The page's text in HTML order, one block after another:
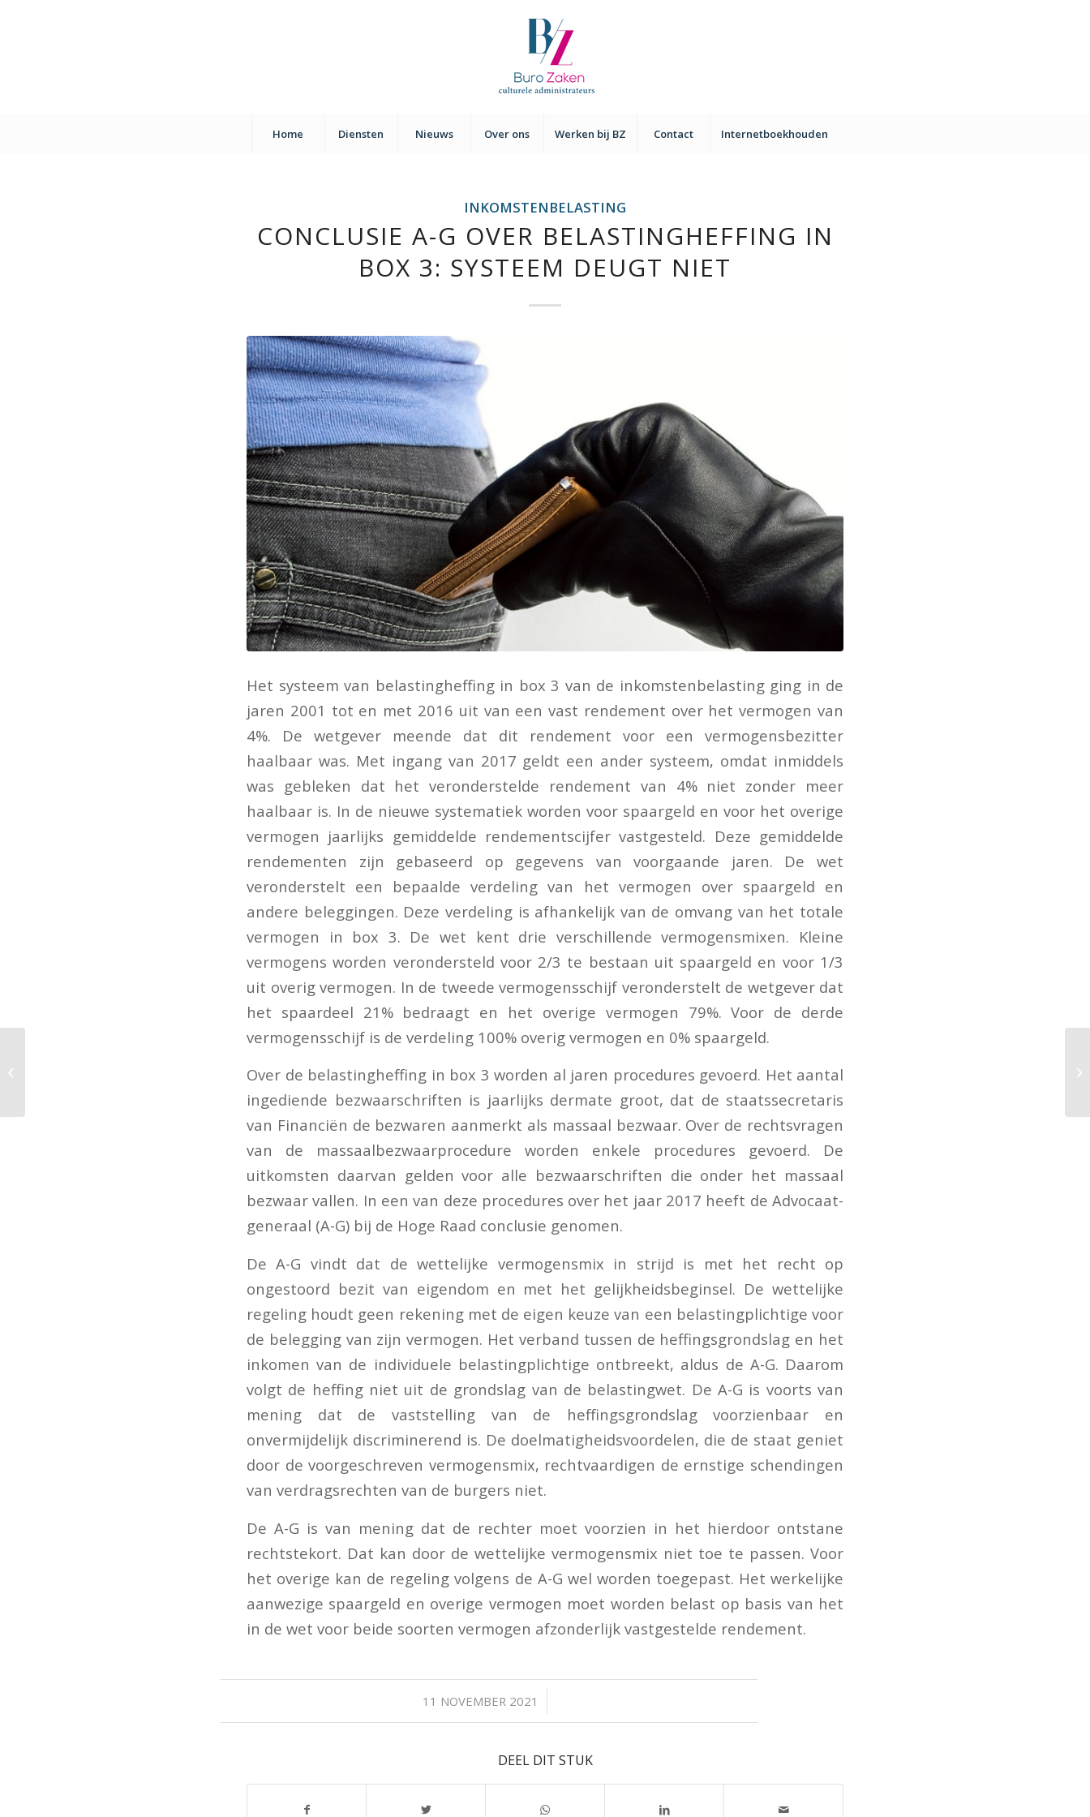
Home Diensten Nieuws Over ons Werken bij BZ Contact Internetboekhouden
INKOMSTENBELASTING
CONCLUSIE A-G OVER BELASTINGHEFFING IN
BOX 3: SYSTEEM DEUGT NIET
Het systeem van belastingheffing in box 3 van de inkomstenbelasting ging in de
jaren 2001 tot en met 2016 uit van een vast rendement over het vermogen van
4%. De wetgever meende dat dit rendement voor een vermogensbezitter
haalbaar was. Met ingang van 2017 geldt een ander systeem, omdat inmiddels
was gebleken dat het veronderstelde rendement van 4% niet zonder meer
haalbaar is. In de nieuwe systematiek worden voor spaargeld en voor het overige
vermogen jaarlijks gemiddelde rendementscijfer vastgesteld. Deze gemiddelde
rendementen zijn gebaseerd op gegevens van voorgaande jaren. De wet
veronderstelt een bepaalde verdeling van het vermogen over spaargeld en
andere beleggingen. Deze verdeling is afhankelijk van de omvang van het totale
vermogen in box 3. De wet kent drie verschillende vermogensmixen. Kleine
vermogens worden verondersteld voor 2/3 te bestaan uit spaargeld en voor 1/3
uit overig vermogen. In de tweede vermogensschijf veronderstelt de wetgever dat
het spaardeel 21% bedraagt en het overige vermogen 79%. Voor de derde
vermogensschijf is de verdeling 100% overig vermogen en 0% spaargeld.
Over de belastingheffing in box 3 worden al jaren procedures gevoerd. Het aantal
ingediende bezwaarschriften is jaarlijks dermate groot, dat de staatssecretaris
van Financiën de bezwaren aanmerkt als massaal bezwaar. Over de rechtsvragen
van de massaalbezwaarprocedure worden enkele procedures gevoerd. De
uitkomsten daarvan gelden voor alle bezwaarschriften die onder het massaal
bezwaar vallen. In een van deze procedures over het jaar 2017 heeft de Advocaat-
generaal (A-G) bij de Hoge Raad conclusie genomen.
De A-G vindt dat de wettelijke vermogensmix in strijd is met het recht op
ongestoord bezit van eigendom en met het gelijkheidsbeginsel. De wettelijke
regeling houdt geen rekening met de eigen keuze van een belastingplichtige voor
de belegging van zijn vermogen. Het verband tussen de heffingsgrondslag en het
inkomen van de individuele belastingplichtige ontbreekt, aldus de A-G. Daarom
volgt de heffing niet uit de grondslag van de belastingwet. De A-G is voorts van
mening dat de vaststelling van de heffingsgrondslag voorzienbaar en
onvermijdelijk discriminerend is. De doelmatigheidsvoordelen, die de staat geniet
door de voorgeschreven vermogensmix, rechtvaardigen de ernstige schendingen
van verdragsrechten van de burgers niet.
De A-G is van mening dat de rechter moet voorzien in het hierdoor ontstane
rechtstekort. Dat kan door de wettelijke vermogensmix niet toe te passen. Voor
het overige kan de regeling volgens de A-G wel worden toegepast. Het werkelijke
aanwezige spaargeld en overige vermogen moet worden belast op basis van het
in de wet voor beide soorten vermogen afzonderlijk vastgestelde rendement.
11 NOVEMBER 2021
/
DEEL DIT STUK